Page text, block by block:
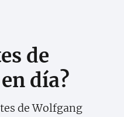
de
día?
de Wolfgang